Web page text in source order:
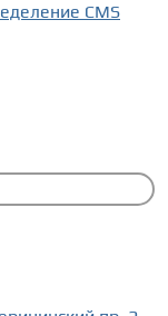
CMS